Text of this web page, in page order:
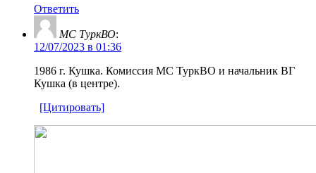
Ответить
MС ТуркВО:
12/07/2023 в 01:36
1986 г. Кушка. Комиссия МС ТуркВО и начальник ВГ
Кушка (в центре).
[Цитировать]